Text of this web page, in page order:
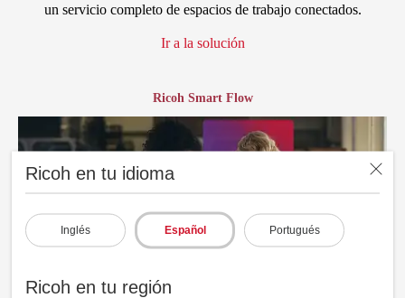
Ricoh en tu idioma
Inglés Español Portugués
Ricoh en tu región
un servicio completo de espacios de trabajo conectados.
Ir a la solución
Ricoh Smart Flow